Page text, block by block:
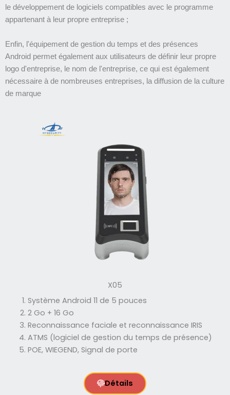
le développement de logiciels compatibles avec le programme
appartenant à leur propre entreprise ;
Enfin, l'équipement de gestion du temps et des présences
Android permet également aux utilisateurs de définir leur propre
logo d'entreprise, le nom de l'entreprise, ce qui est également
nécessaire à de nombreuses entreprises, la diffusion de la culture
de marque
X05
Système Android 11 de 5 pouces
2 Go + 16 Go
Reconnaissance faciale et reconnaissance IRIS
ATMS (logiciel de gestion du temps de présence)
POE, WIEGEND, Signal de porte
Détails